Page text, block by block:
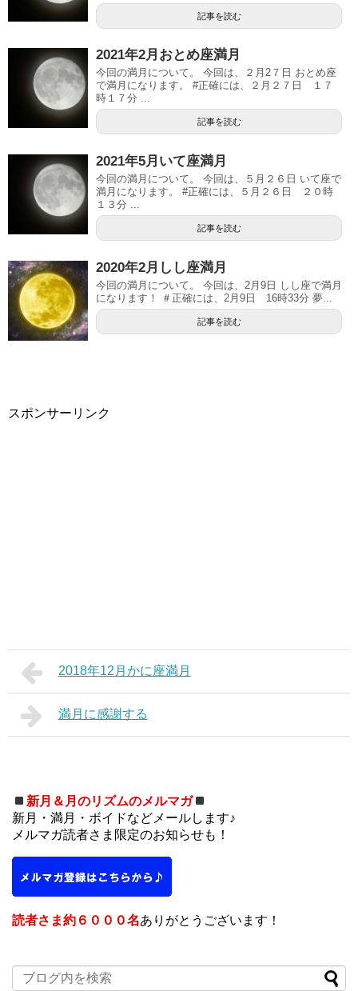
記事を読む
2021年2月おとめ座満月
今回の満月について。 今回は、２月2７日 おとめ座
で満月になります。 #正確には、２月２７日 １７
時１７分 ...
記事を読む
2021年5月いて座満月
今回の満月について。 今回は、５月２６日 いて座で
満月になります。 #正確には、５月２６日 ２０時
１３分 ...
記事を読む
2020年2月しし座満月
今回の満月について。 今回は、2月9日 しし座で満月
になります！ ＃正確には、2月9日 16時33分 夢...
記事を読む
スポンサーリンク
2018年12月かに座満月
満月に感謝する
新月＆月のリズムのメルマガ
新月・満月・ボイドなどメールします♪
メルマガ読者さま限定のお知らせも！
読者さま約６０００名ありがとうございます！